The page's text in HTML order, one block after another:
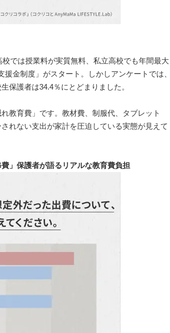
では授業料が実質無料、私立高校でも年間最大
金制度」がスタート。しかしアンケートでは、
保護者は34.4％にとどまりました。
教育費」です。教材費、制服代、タブレット
れない支出が家計を圧迫している実態が見えて
」保護者が語るリアルな教育費負担